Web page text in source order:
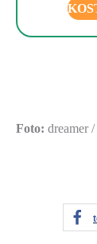
Foto: dreamer